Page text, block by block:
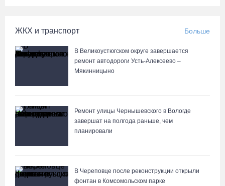
Команда «Родники.Истоки» Олега Газманова запишет
народные песни Вологодчины
06.08.26 / 17:10
06.08.26 / 17:05
Семерых пьяных водителей и 34 без прав задержали за сутки
вологодские гаишники
ЖКХ и транспорт Больше
В Великоустюгском округе завершается
ремонт автодороги Усть-Алексеево –
Мякинницыно
Ремонт улицы Чернышевского в Вологде
завершат на полгода раньше, чем
планировали
В Череповце после реконструкции открыли
фонтан в Комсомольском парке